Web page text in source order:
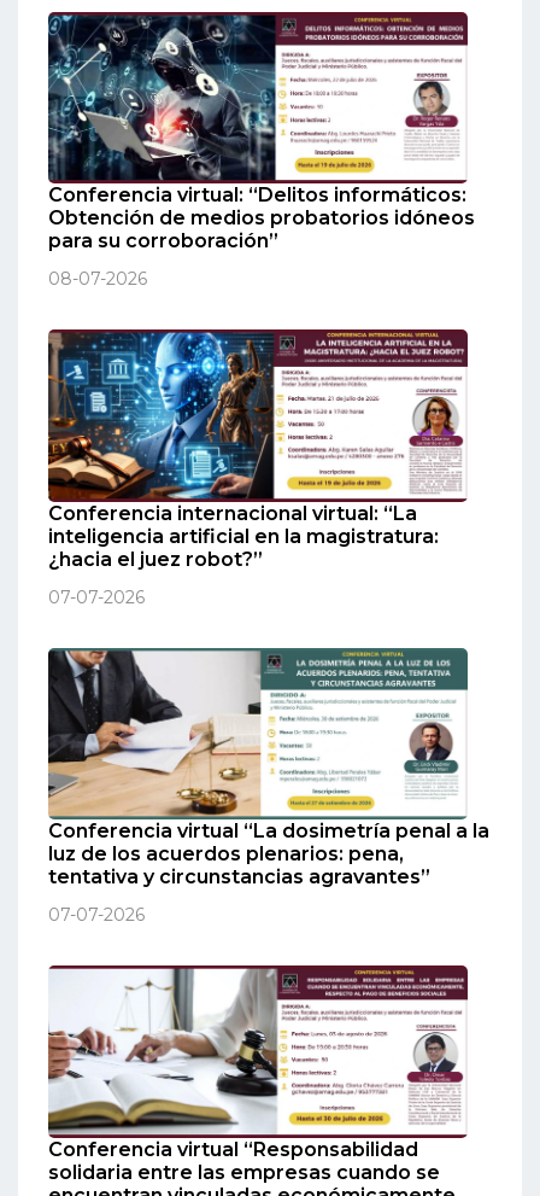
Conferencia virtual: “Delitos informáticos:
Obtención de medios probatorios idóneos
para su corroboración”
08-07-2026
Conferencia internacional virtual: “La
inteligencia artificial en la magistratura:
¿hacia el juez robot?”
07-07-2026
Conferencia virtual “La dosimetría penal a la
luz de los acuerdos plenarios: pena,
tentativa y circunstancias agravantes”
07-07-2026
Conferencia virtual “Responsabilidad
solidaria entre las empresas cuando se